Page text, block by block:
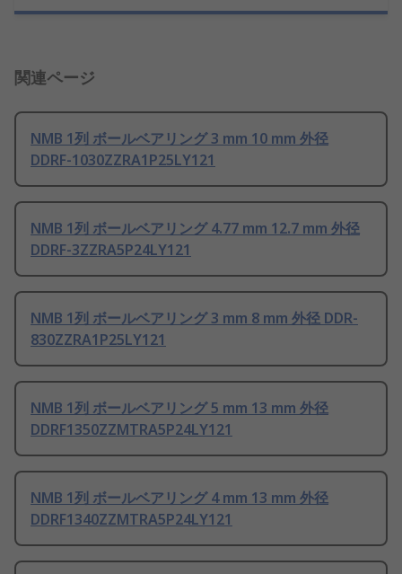
関連ページ
NMB 1列 ボールベアリング 3 mm 10 mm 外径
DDRF-1030ZZRA1P25LY121
NMB 1列 ボールベアリング 4.77 mm 12.7 mm 外径
DDRF-3ZZRA5P24LY121
NMB 1列 ボールベアリング 3 mm 8 mm 外径 DDR-
830ZZRA1P25LY121
NMB 1列 ボールベアリング 5 mm 13 mm 外径
DDRF1350ZZMTRA5P24LY121
NMB 1列 ボールベアリング 4 mm 13 mm 外径
DDRF1340ZZMTRA5P24LY121